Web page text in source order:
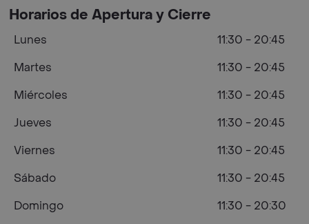
Horarios de Apertura y Cierre
Lunes
11:30 - 20:45
Martes
11:30 - 20:45
Miércoles
11:30 - 20:45
Jueves
11:30 - 20:45
Viernes
11:30 - 20:45
Sábado
11:30 - 20:45
Domingo
11:30 - 20:30